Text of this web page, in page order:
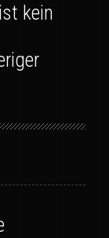
kein